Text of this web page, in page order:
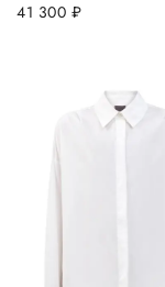
41 300 руб.